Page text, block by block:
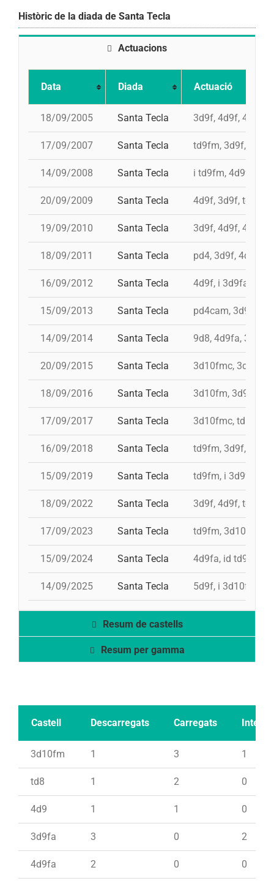
Històric de la diada de Santa Tecla
Actuacions
Data Diada Actuació
18/09/2005 Santa Tecla 3d9f, 4d9f, 4d8a,
17/09/2007 Santa Tecla td9fm, 3d9f,
14/09/2008 Santa Tecla i td9fm, 4d9f,
20/09/2009 Santa Tecla 4d9f, 3d9f, td9fm,
19/09/2010 Santa Tecla 3d9f, 4d9f, 4d8a,
18/09/2011 Santa Tecla pd4, 3d9f, 4d9f,
16/09/2012 Santa Tecla 4d9f, i 3d9fa,
15/09/2013 Santa Tecla pd4cam, 3d9f,
14/09/2014 Santa Tecla 9d8, 4d9fa,
20/09/2015 Santa Tecla 3d10fmc, 3d9fa,
18/09/2016 Santa Tecla 3d10fm, 3d9fa,
17/09/2017 Santa Tecla 3d10fmc, td8c, id
16/09/2018 Santa Tecla td9fm, 3d9f, 4d9f,
15/09/2019 Santa Tecla td9fm, i 3d9fa,
18/09/2022 Santa Tecla 3d9f, 4d9f, td9fm,
17/09/2023 Santa Tecla td9fm, 3d10fmc,
15/09/2024 Santa Tecla 4d9fa, id td9fm,
14/09/2025 Santa Tecla 5d9f, i 3d10fm,
Resum de castells
Resum per gamma
Castell Descarregats Carregats Intents
3d10fm 1 3 1
td8 1 2 0
4d9 1 1 0
3d9fa 3 0 2
4d9fa 2 0 0